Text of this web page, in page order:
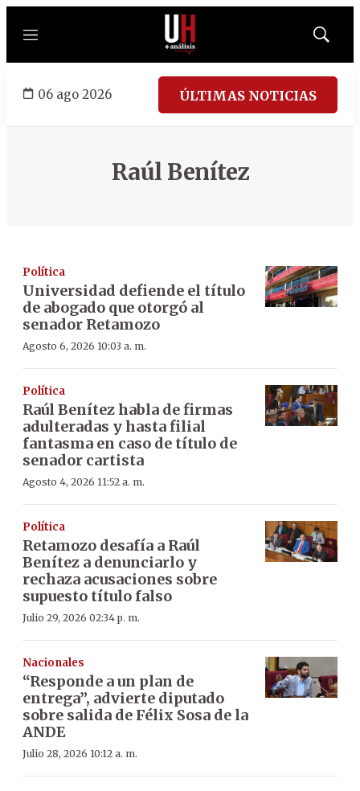
Menú
Mostrar
06 ago 2026 ÚLTIMAS NOTICIAS
Raúl Benítez
Política
Universidad defiende el título
de abogado que otorgó al
senador Retamozo
Agosto 6, 2026 10:03 a. m.
Política
Raúl Benítez habla de firmas
adulteradas y hasta filial
fantasma en caso de título de
senador cartista
Agosto 4, 2026 11:52 a. m.
Política
Retamozo desafía a Raúl
Benítez a denunciarlo y
rechaza acusaciones sobre
supuesto título falso
Julio 29, 2026 02:34 p. m.
Nacionales
“Responde a un plan de
entrega”, advierte diputado
sobre salida de Félix Sosa de la
ANDE
Julio 28, 2026 10:12 a. m.